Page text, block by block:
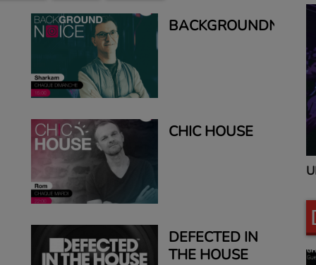
BACKGROUNDNOICE
CHIC HOUSE
DEFECTED IN
THE HOUSE
UNITED CLUBBING